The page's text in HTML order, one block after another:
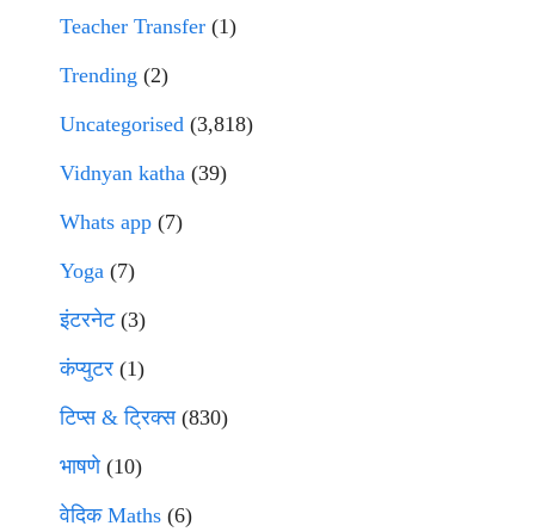
Teacher Transfer (1)
Trending (2)
Uncategorised (3,818)
Vidnyan katha (39)
Whats app (7)
Yoga (7)
इंटरनेट(3)
कंप्युटर (1)
टिप्स & ट्रिक्स(830)
भाषणे(10)
वेदिक Maths (6)